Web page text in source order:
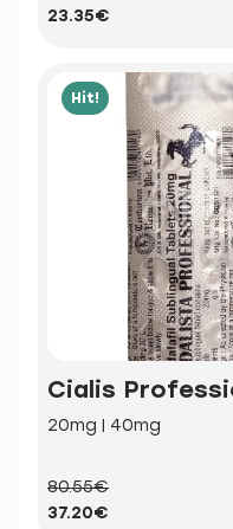
23.35€
Hit!
Cialis
20mg | 40mg
80.55€
37.20€